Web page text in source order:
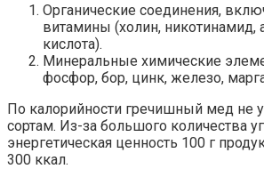
Органические соединения,
витамины (холин, никотинамид,
кислота).
Минеральные химические
фосфор, бор, цинк, железо,
По калорийности гречишный мед не
сортам. Из-за большого количества
энергетическая ценность 100 г
300 ккал.